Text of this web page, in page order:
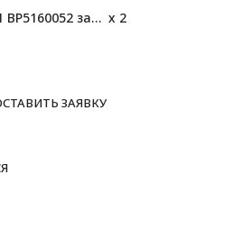
задний x 2
ЗАЯВКУ